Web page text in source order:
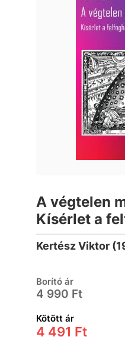
A végtelen
Kísérlet a
Kertész Viktor
Borító ár
4 990 Ft
Kötött ár
4 491 Ft